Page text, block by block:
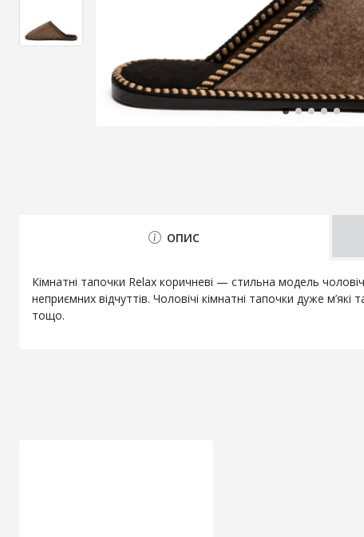
ОПИС
Кімнатні тапочки Relax коричневі — стильна модель
неприємних відчуттів. Чоловічі кімнатні тапочки дуже
тощо.